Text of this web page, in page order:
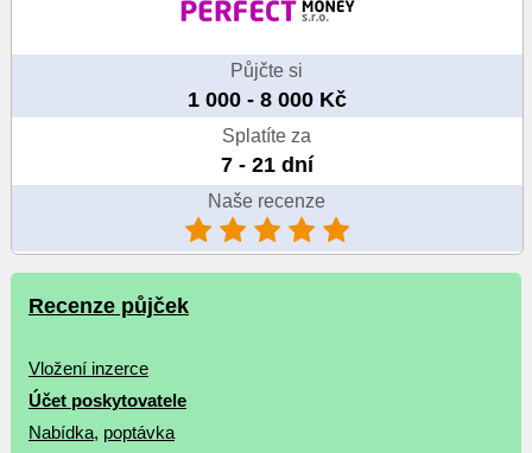
Půjčte si
1 000 - 8 000 Kč
Splatíte za
7 - 21 dní
Naše recenze
Recenze půjček
Vložení inzerce
Účet poskytovatele
Nabídka, poptávka